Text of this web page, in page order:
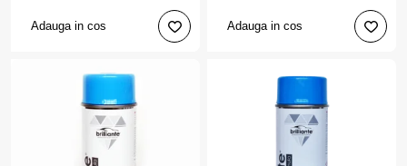
Adauga in cos Adauga in cos